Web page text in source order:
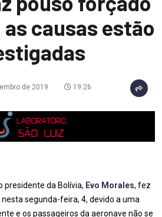
causas estão
de 2019 19:26
presidente da Bolívia, Evo Morales, fez
segunda-feira, 4, devido a uma
e os passageiros da aeronave não se